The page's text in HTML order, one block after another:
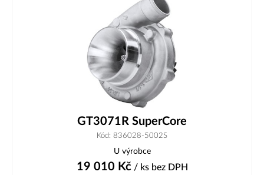
GT3071R SuperCore
Kód: 836028-5002S
U výrobce
19 010 Kč/ ks bez DPH